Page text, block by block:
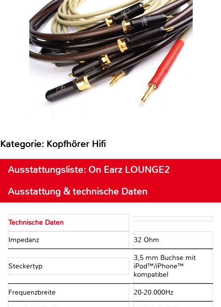
Kategorie: Kopfhörer Hifi
Ausstattungsliste: On Earz LOUNGE2
Ausstattung & technische Daten
Technische Daten
Impedanz 32 Ohm
Steckertyp
3,5 mm Buchse mit
iPod™/iPhone™
kompatibel
Frequenzbreite 20-20.000Hz